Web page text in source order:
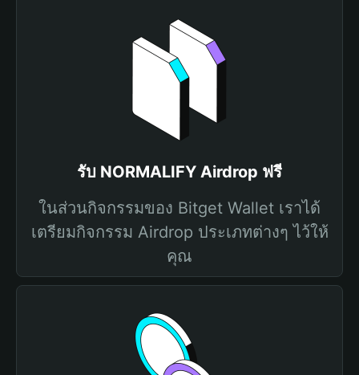
รับ NORMALIFY Airdrop ฟรี
ในส่วนกิจกรรมของ Bitget Wallet เราได้
เตรียมกิจกรรม Airdrop ประเภทต่างๆ ไว้ให้
คุณ